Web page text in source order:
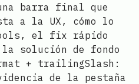
barra final que
a la UX, cómo lo
el fix rápido
solución de fondo
+ trailingSlash:
de la pestaña